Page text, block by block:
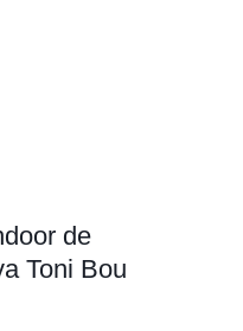
de
Toni Bou